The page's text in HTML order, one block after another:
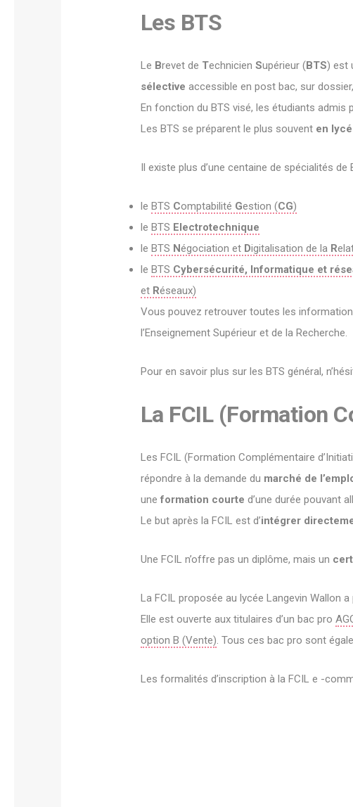
Les BTS
Le Brevet de Technicien Supérieur (BTS) est
sélective accessible en post bac, sur
En fonction du BTS visé, les étudiants admis
Les BTS se préparent le plus souvent en
Il existe plus d’une centaine de spécialités
le BTS Comptabilité Gestion (CG)
le BTS Electrotechnique
le BTS Négociation et Digitalisation de la R
le BTS Cybersécurité, Informatique et
et Réseaux)
Vous pouvez retrouver toutes les
l’Enseignement Supérieur et de la Recherche.
Pour en savoir plus sur les BTS général,
La FCIL (Formation
Les FCIL (Formation Complémentaire
répondre à la demande du marché de
uneformation courte d’une durée pouvant
Le but après la FCIL est d’intégrer
Une FCIL n’offre pas un diplôme, mais un
La FCIL proposée au lycée Langevin Wallon
Elle est ouverte aux titulaires d’un bac pro
option B (Vente). Tous ces bac pro sont
Les formalités d’inscription à la FCIL e -